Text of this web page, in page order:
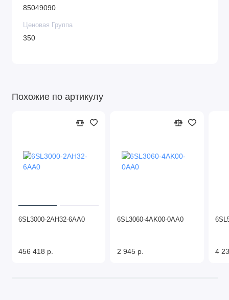
85049090
Ценовая Группа
350
Похожие по артикулу
6SL3000-2AH32-6AA0
456 418 р.
6SL3060-4AK00-0AA0
2 945 р. 4